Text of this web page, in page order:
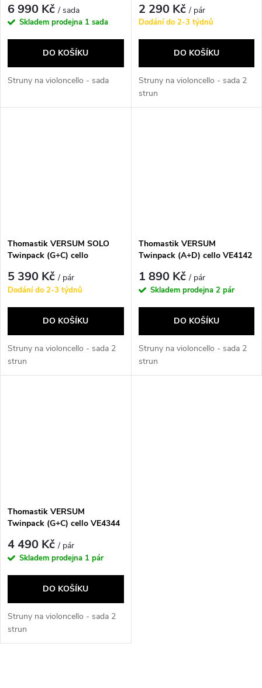
6 990 Kč/ sada
Skladem prodejna 1 sada
DO KOŠÍKU
Struny na violoncello - sada
2 290 Kč/ pár
Dodání do 2-3 týdnů
DO KOŠÍKU
Struny na violoncello - sada 2
strun
Thomastik VERSUM SOLO
Twinpack (G+C) cello
5 390 Kč/ pár
Dodání do 2-3 týdnů
DO KOŠÍKU
Struny na violoncello - sada 2
strun
Thomastik VERSUM
Twinpack (A+D) cello VE4142
1 890 Kč/ pár
Skladem prodejna 2 pár
DO KOŠÍKU
Struny na violoncello - sada 2
strun
Thomastik VERSUM
Twinpack (G+C) cello VE4344
4 490 Kč/ pár
Skladem prodejna 1 pár
DO KOŠÍKU
Struny na violoncello - sada 2
strun